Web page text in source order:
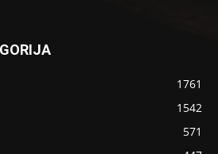
1761
1542
571